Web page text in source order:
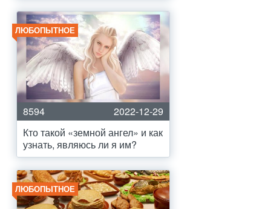
ЛЮБОПЫТНОЕ
8594
2022-12-29
Кто такой «земной ангел» и как
узнать, являюсь ли я им?
ЛЮБОПЫТНОЕ